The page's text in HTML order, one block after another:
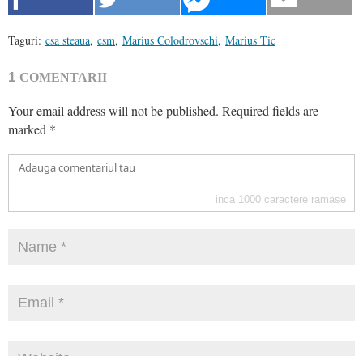
Taguri: csa steaua, csm, Marius Colodrovschi, Marius Tic
1 COMENTARII
Your email address will not be published. Required fields are
marked *
inca 1000 caractere ramase